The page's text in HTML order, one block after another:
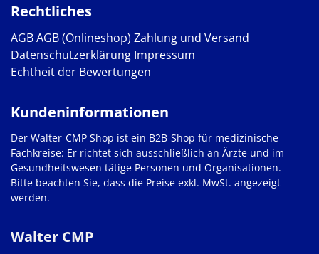
Rechtliches
AGBAGB (Onlineshop) Zahlung und Versand
Datenschutzerklärung Impressum
Echtheit der Bewertungen
Walter CMP
Kundeninformationen
Der Walter-CMP Shop ist ein B2B-Shop für medizinische
Fachkreise: Er richtet sich ausschließlich an Ärzte und im
Gesundheitswesen tätige Personen und Organisationen.
Bitte beachten Sie, dass die Preise exkl. MwSt. angezeigt
werden.